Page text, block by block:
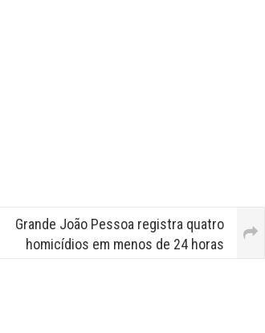
Grande João Pessoa registra quatro
homicídios em menos de 24 horas